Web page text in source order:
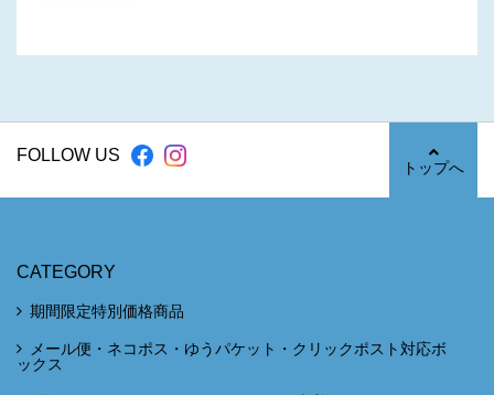
FOLLOW US
トップへ
CATEGORY
期間限定特別価格商品
メール便・ネコポス・ゆうパケット・クリックポスト対応ボ
ックス